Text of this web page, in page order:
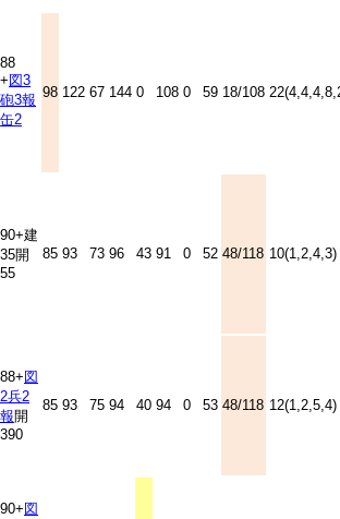
88
+ 図3
砲3報
缶2
98 122 67 144 0 108 0 59 18/108
90+建
35開
55
85 93 73 96 43 91 0 52 48/118 10(1,2,4,3)
88+ 図
2兵2
報開
390
85 93 75 94 40 94 0 53 48/118 12(1,2,5,4)
90+ 図